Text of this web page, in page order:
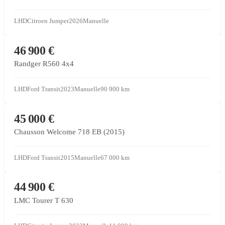
LHDCitroen Jumper2026Manuelle
CONCESSIONNAIRE PARTENAIRE
46 900 €
Randger R560 4x4
LHDFord Transit2023Manuelle90 900 km
CONCESSIONNAIRE PARTENAIRE
45 000 €
Chausson Welcome 718 EB (2015)
LHDFord Transit2015Manuelle67 000 km
CONCESSIONNAIRE PARTENAIRE
44 900 €
LMC Tourer T 630